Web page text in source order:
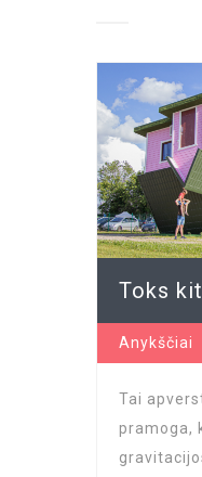
Toks
Anykščiai
Tai
pramoga,